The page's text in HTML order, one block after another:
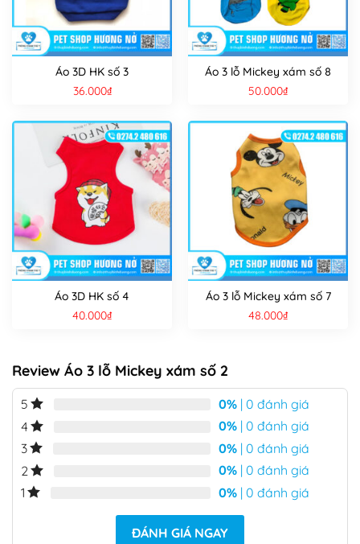
Áo 3D HK số 3
36.000₫
Áo 3 lỗ Mickey xám số 8
50.000₫
Áo 3D HK số 4
40.000₫
Áo 3 lỗ Mickey xám số 7
48.000₫
Review Áo 3 lỗ Mickey xám số 2
5 0% | 0 đánh giá
4
0% | 0 đánh giá
3
0% | 0 đánh giá
2
0% | 0 đánh giá
1
0% | 0 đánh giá
ĐÁNH GIÁ NGAY